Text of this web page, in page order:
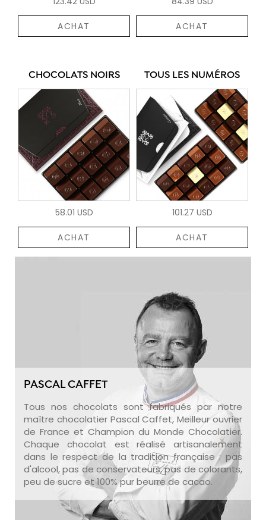
ACHAT ACHAT
CHOCOLATS NOIRS
58.01 USD
ACHAT
TOUS LES NUMÉROS
101.27 USD
ACHAT
PASCAL CAFFET
Tous nos chocolats sont fabriqués par notre
maître chocolatier Pascal Caffet, Meilleur ouvrier
de France et Champion du Monde Chocolatier.
Chaque chocolat est réalisé artisanalement
dans le respect de la tradition française : pas
d'alcool, pas de conservateurs, pas de colorants,
peu de sucre et 100% pur beurre de cacao.